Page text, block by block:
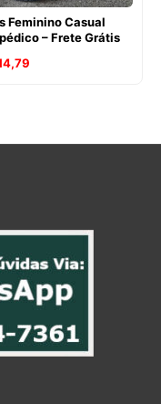
Feminino Casual
– Frete Grátis